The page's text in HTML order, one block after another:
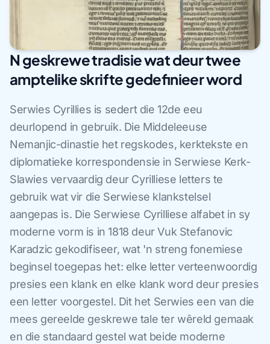
N geskrewe tradisie wat deur twee
amptelike skrifte gedefinieer word
Serwies Cyrillies is sedert die 12de eeu
deurlopend in gebruik. Die Middeleeuse
Nemanjic-dinastie het regskodes, kerktekste en
diplomatieke korrespondensie in Serwiese Kerk-
Slawies vervaardig deur Cyrilliese letters te
gebruik wat vir die Serwiese klankstelsel
aangepas is. Die Serwiese Cyrilliese alfabet in sy
moderne vorm is in 1818 deur Vuk Stefanovic
Karadzic gekodifiseer, wat 'n streng fonemiese
beginsel toegepas het: elke letter verteenwoordig
presies een klank en elke klank word deur presies
een letter voorgestel. Dit het Serwies een van die
mees gereelde geskrewe tale ter wêreld gemaak
en die standaard gestel wat beide moderne